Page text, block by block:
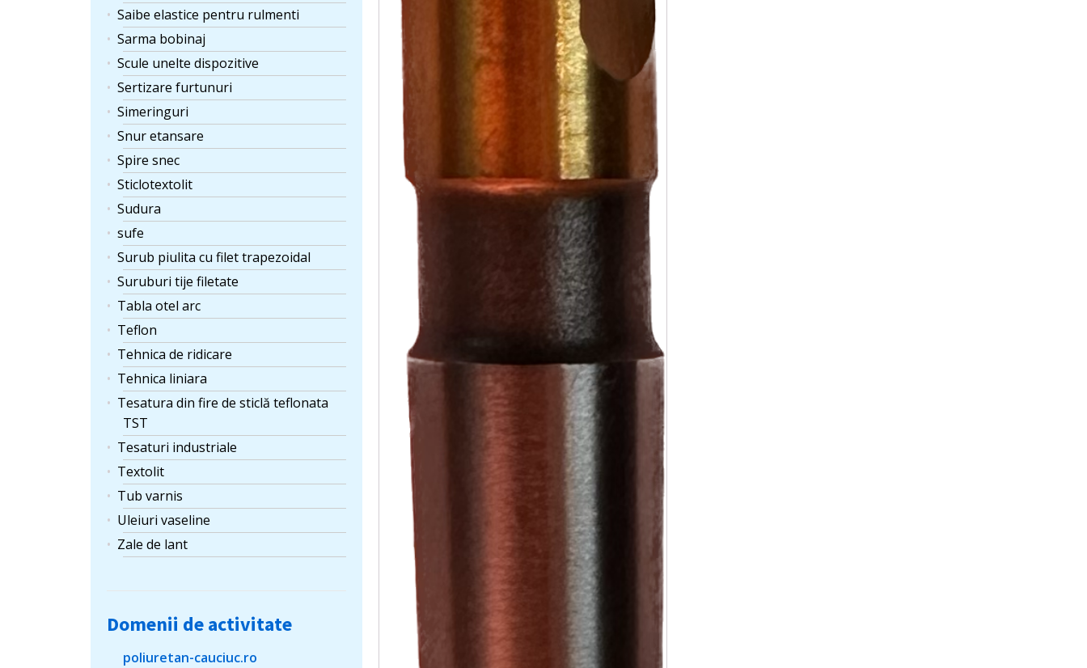
Saibe elastice pentru rulmenti
Sarma bobinaj
Scule unelte dispozitive
Sertizare furtunuri
Simeringuri
Snur etansare
Spire snec
Sticlotextolit
Sudura
sufe
Surub piulita cu filet trapezoidal
Suruburi tije filetate
Tabla otel arc
Teflon
Tehnica de ridicare
Tehnica liniara
Tesatura din fire de sticlă teflonata
TST
Tesaturi industriale
Textolit
Tub varnis
Uleiuri vaseline
Zale de lant
Domenii de activitate
poliuretan-cauciuc.ro